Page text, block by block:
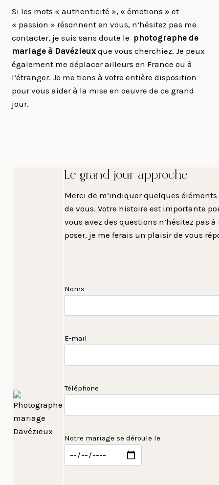
Si les mots « authenticité », « émotions » et
« passion » résonnent en vous, n’hésitez pas me
contacter, je suis sans doute le photographe de
mariage à Davézieux que vous cherchiez. Je peux
également me déplacer ailleurs en France ou à
l’étranger. Je me tiens à votre entière disposition
pour vous aider à la mise en oeuvre de ce grand
jour.
Le grand jour approche
Merci de m’indiquer quelques éléments
de vous. Votre histoire est importante
vous avez des questions n’hésitez pas à
poser, je me ferais un plaisir de vous
Noms
E-mail
Téléphone
Notre mariage se déroule le